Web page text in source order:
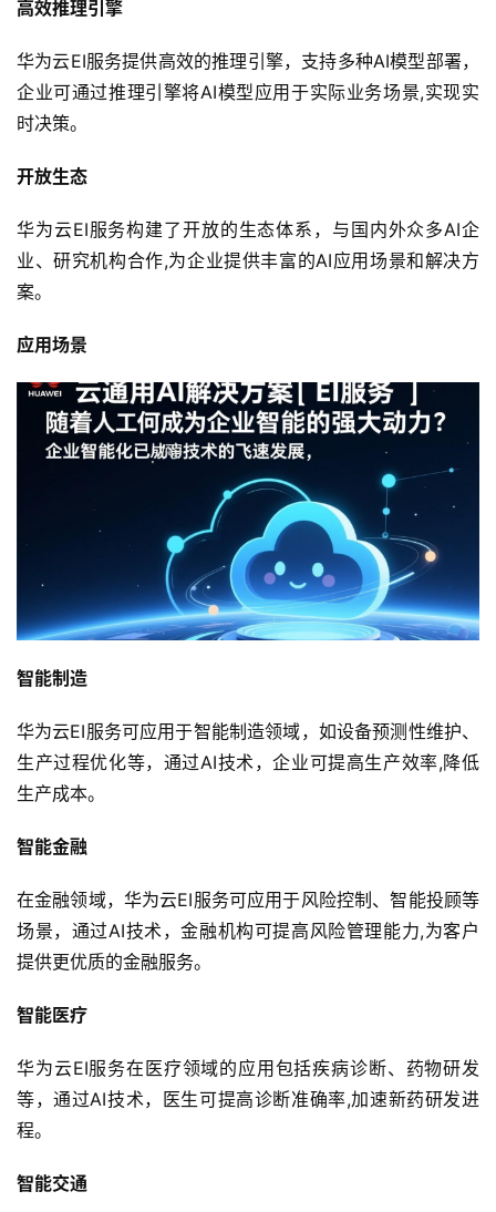
高效推理引擎
华为云EI服务提供高效的推理引擎，支持多种AI模型部署，
企业可通过推理引擎将AI模型应用于实际业务场景,实现实
时决策。
开放生态
华为云EI服务构建了开放的生态体系，与国内外众多AI企
业、研究机构合作,为企业提供丰富的AI应用场景和解决方
案。
应用场景
智能制造
华为云EI服务可应用于智能制造领域，如设备预测性维护、
生产过程优化等，通过AI技术，企业可提高生产效率,降低
生产成本。
智能金融
在金融领域，华为云EI服务可应用于风险控制、智能投顾等
场景，通过AI技术，金融机构可提高风险管理能力,为客户
提供更优质的金融服务。
智能医疗
华为云EI服务在医疗领域的应用包括疾病诊断、药物研发
等，通过AI技术，医生可提高诊断准确率,加速新药研发进
程。
智能交通